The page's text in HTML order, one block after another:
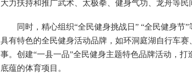
大力扶持和推广武术、太极拳、健身气功、龙舟等民
同时，精心组织“全民健身挑战日” “全民健身节”
具有特色的全民健身活动品牌，如环洞庭湖自行车
事。创建“一县一品”全民健身主题特色品牌活动，
底蕴的体育项目。